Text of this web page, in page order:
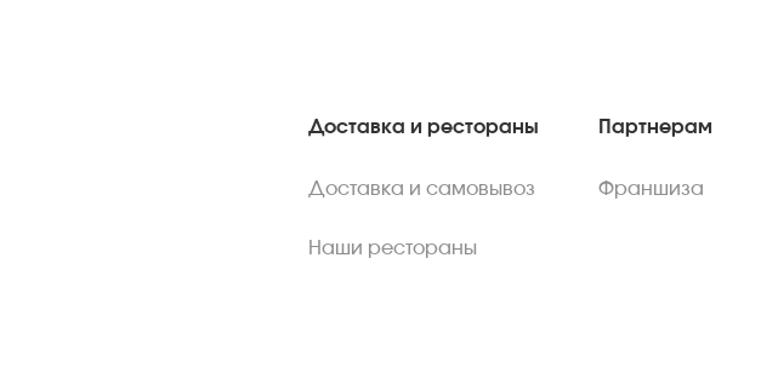
Доставка и рестораны
Доставка и самовывоз
Наши рестораны
Партнерам
Франшиза